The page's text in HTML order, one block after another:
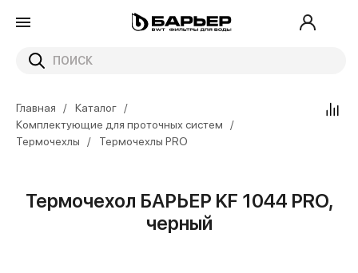
Главная
Каталог
Комплектующие для проточных систем
Термочехлы
Термочехлы PRO
Термочехол БАРЬЕР KF 1044 PRO,
черный